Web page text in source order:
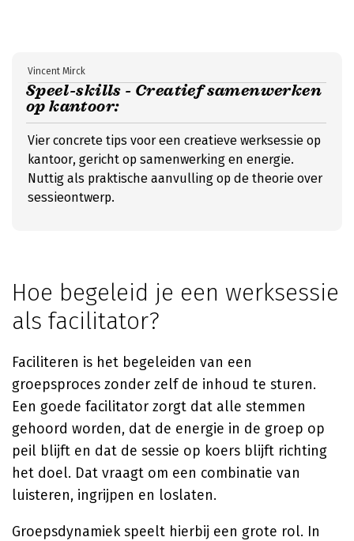
Speel-skills - Creatief samenwerken
op kantoor:
Vincent Mirck
Vier concrete tips voor een creatieve werksessie op
kantoor, gericht op samenwerking en energie.
Nuttig als praktische aanvulling op de theorie over
sessieontwerp.
Hoe begeleid je een werksessie
als facilitator?
Faciliteren is het begeleiden van een
groepsproces zonder zelf de inhoud te sturen.
Een goede facilitator zorgt dat alle stemmen
gehoord worden, dat de energie in de groep op
peil blijft en dat de sessie op koers blijft richting
het doel. Dat vraagt om een combinatie van
luisteren, ingrijpen en loslaten.
Groepsdynamiek speelt hierbij een grote rol. In